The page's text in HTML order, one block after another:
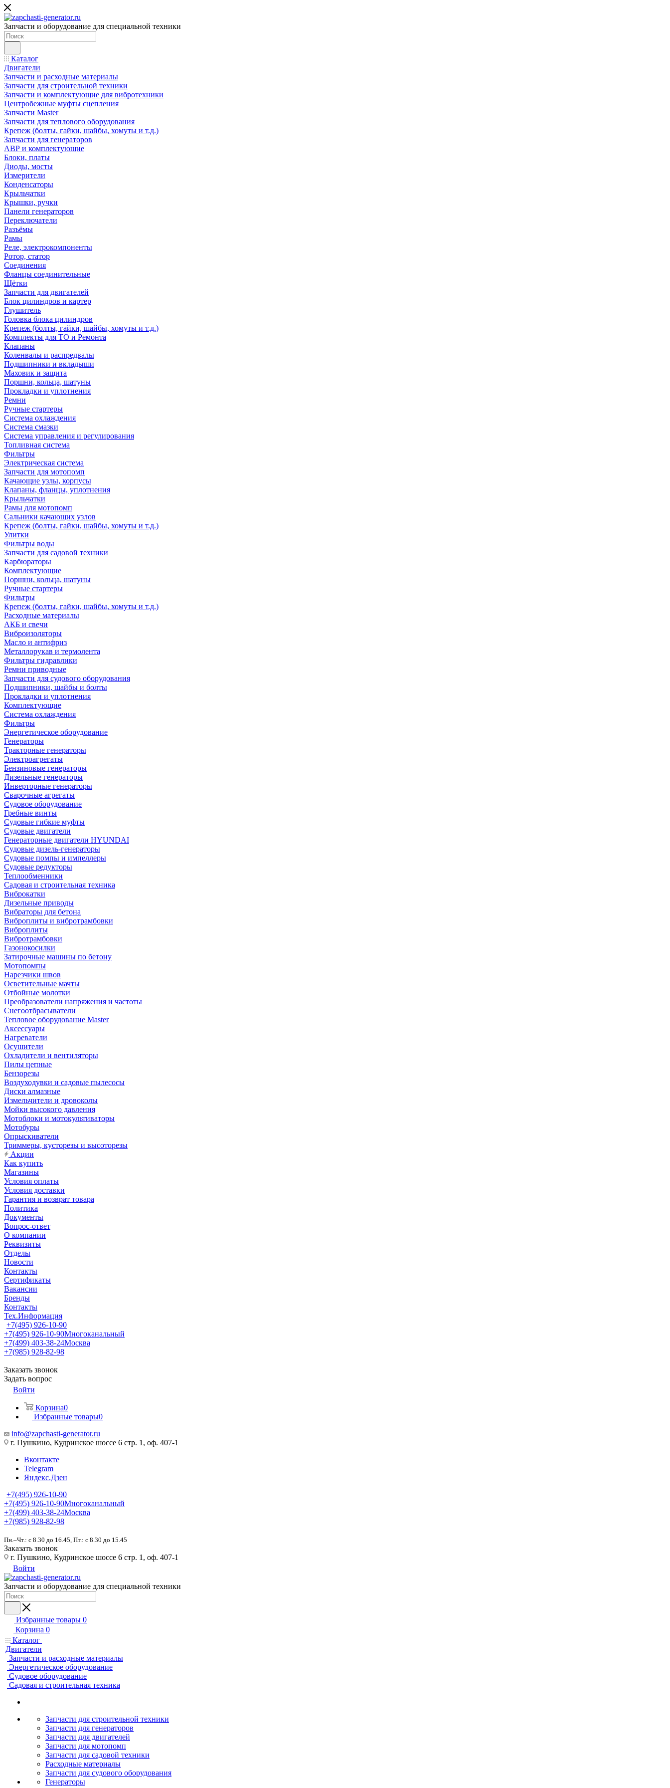
Запчасти и оборудование для специальной техники
Каталог
Двигатели
Запчасти и расходные материалы
Запчасти для строительной техники
Запчасти и комплектующие для вибротехники
Центробежные муфты сцепления
Запчасти Master
Запчасти для теплового оборудования
Крепеж (болты, гайки, шайбы, хомуты и т.д.)
Запчасти для генераторов
АВР и комплектующие
Блоки, платы
Диоды, мосты
Измерители
Конденсаторы
Крыльчатки
Крышки, ручки
Панели генераторов
Переключатели
Разъёмы
Рамы
Реле, электрокомпоненты
Ротор, статор
Соединения
Фланцы соединительные
Щётки
Запчасти для двигателей
Блок цилиндров и картер
Глушитель
Головка блока цилиндров
Крепеж (болты, гайки, шайбы, хомуты и т.д.)
Комплекты для ТО и Ремонта
Клапаны
Коленвалы и распредвалы
Подшипники и вкладыши
Маховик и защита
Поршни, кольца, шатуны
Прокладки и уплотнения
Ремни
Ручные стартеры
Система охлаждения
Система смазки
Система управления и регулирования
Топливная система
Фильтры
Электрическая система
Запчасти для мотопомп
Качающие узлы, корпусы
Клапаны, фланцы, уплотнения
Крыльчатки
Рамы для мотопомп
Сальники качающих узлов
Крепеж (болты, гайки, шайбы, хомуты и т.д.)
Улитки
Фильтры воды
Запчасти для садовой техники
Карбюраторы
Комплектующие
Поршни, кольца, шатуны
Ручные стартеры
Фильтры
Крепеж (болты, гайки, шайбы, хомуты и т.д.)
Расходные материалы
АКБ и свечи
Виброизоляторы
Масло и антифриз
Металлорукав и термолента
Фильтры гидравлики
Ремни приводные
Запчасти для судового оборудования
Подшипники, шайбы и болты
Прокладки и уплотнения
Комплектующие
Система охлаждения
Фильтры
Энергетическое оборудование
Генераторы
Тракторные генераторы
Электроагрегаты
Бензиновые генераторы
Дизельные генераторы
Инверторные генераторы
Сварочные агрегаты
Судовое оборудование
Гребные винты
Судовые гибкие муфты
Судовые двигатели
Генераторные двигатели HYUNDAI
Судовые дизель-генераторы
Судовые помпы и импеллеры
Судовые редукторы
Теплообменники
Садовая и строительная техника
Виброкатки
Дизельные приводы
Вибраторы для бетона
Виброплиты и вибротрамбовки
Виброплиты
Вибротрамбовки
Газонокосилки
Затирочные машины по бетону
Мотопомпы
Нарезчики швов
Осветительные мачты
Отбойные молотки
Преобразователи напряжения и частоты
Снегоотбрасыватели
Тепловое оборудование Master
Аксессуары
Нагреватели
Осушители
Охладители и вентиляторы
Пилы цепные
Бензорезы
Воздуходувки и садовые пылесосы
Диски алмазные
Измельчители и дровоколы
Мойки высокого давления
Мотоблоки и мотокультиваторы
Мотобуры
Опрыскиватели
Триммеры, кусторезы и высоторезы
Акции
Как купить
Магазины
Условия оплаты
Условия доставки
Гарантия и возврат товара
Политика
Документы
Вопрос-ответ
О компании
Реквизиты
Отделы
Новости
Контакты
Сертификаты
Вакансии
Бренды
Контакты
Тех.Информация
+7(495) 926-10-90
+7(495) 926-10-90Многоканальный
+7(499) 403-38-24Москва
+7(985) 928-82-98
Заказать звонок
Задать вопрос
Войти
Корзина0
Избранные товары0
info@zapchasti-generator.ru
г. Пушкино, Кудринское шоссе 6 стр. 1, оф. 407-1
Вконтакте
Telegram
Яндекс.Дзен
+7(495) 926-10-90
+7(495) 926-10-90Многоканальный
+7(499) 403-38-24Москва
+7(985) 928-82-98
Пн.–Чт.: с 8.30 до 16.45, Пт.: с 8.30 до 15.45
Заказать звонок
г. Пушкино, Кудринское шоссе 6 стр. 1, оф. 407-1
Войти
Запчасти и оборудование для специальной техники
Избранные товары 0
Корзина 0
Каталог
Двигатели
Запчасти и расходные материалы
Энергетическое оборудование
Судовое оборудование
Садовая и строительная техника
Запчасти для строительной техники
Запчасти для генераторов
Запчасти для двигателей
Запчасти для мотопомп
Запчасти для садовой техники
Расходные материалы
Запчасти для судового оборудования
Генераторы